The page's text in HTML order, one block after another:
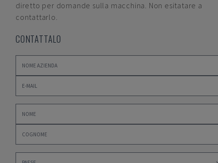
diretto per domande sulla macchina. Non esitatare a
contattarlo.
CONTATTALO